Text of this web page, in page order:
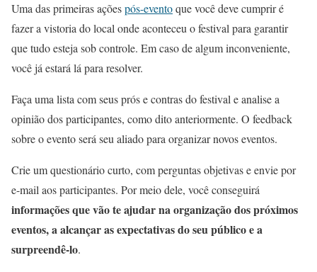
Uma das primeiras açõespós-eventoque você deve cumprir é
fazer a vistoria do local onde aconteceu o festival para garantir
que tudo esteja sob controle. Em caso de algum inconveniente,
você já estará lá para resolver.
Faça uma lista com seus prós e contras do festival e analise a
opinião dos participantes, como dito anteriormente. O feedback
sobre o evento será seu aliado para organizar novos eventos.
Crie um questionário curto, com perguntas objetivas e envie por
e-mail aos participantes. Por meio dele, você conseguirá
informações que vão te ajudar na organização dos próximos
eventos, a alcançar as expectativas do seu público e a
surpreendê-lo.